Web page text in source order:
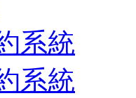
系統
系統